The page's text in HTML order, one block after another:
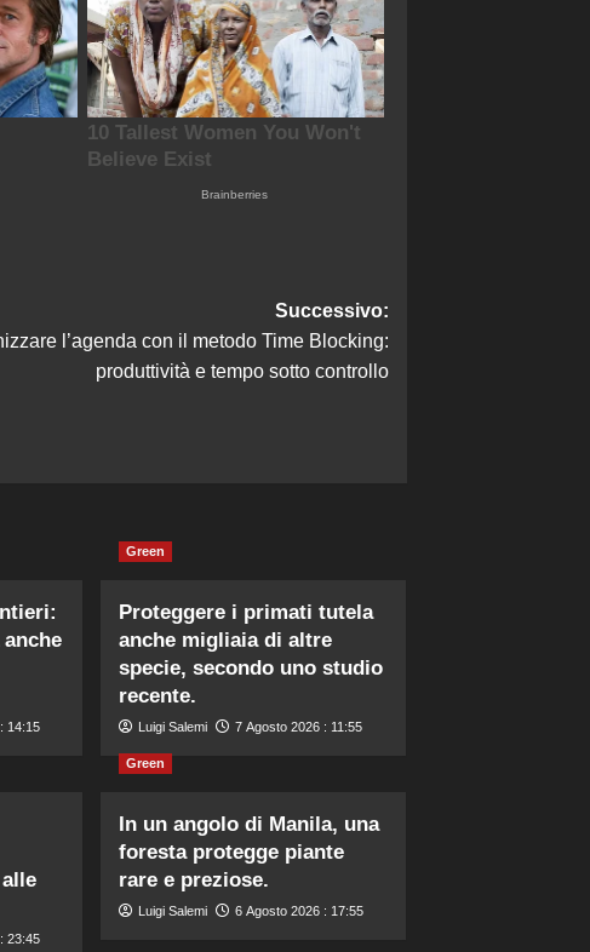
Successivo:
l’agenda con il metodo Time Blocking:
produttività e tempo sotto controllo
14:15
Green
Proteggere i primati tutela
anche migliaia di altre
specie, secondo uno studio
recente.
Luigi Salemi 7 Agosto 2026 : 11:55
23:45
Green
In un angolo di Manila, una
foresta protegge piante
rare e preziose.
Luigi Salemi 6 Agosto 2026 : 17:55